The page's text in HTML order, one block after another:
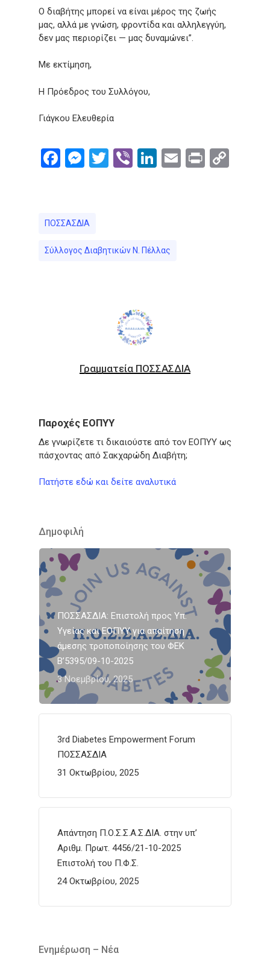
Ο διαβήτης μπορεί να είναι μέρος της ζωής
μας, αλλά με γνώση, φροντίδα και αλληλεγγύη,
δεν μας περιορίζει — μας δυναμώνει”.
Με εκτίμηση,
Η Πρόεδρος του Συλλόγου,
Γιάγκου Ελευθερία
Facebook
Messenger
Twitter
ViberLinkedIn
Email
Print
ΠΟΣΣΑΣΔΙΑ
Σύλλογος Διαβητικών Ν. Πέλλας
Γραμματεία ΠΟΣΣΑΣΔΙΑ
Παροχές ΕΟΠΥΥ
Δε γνωρίζετε τι δικαιούστε από τον ΕΟΠΥΥ ως
πάσχοντας από Σακχαρώδη Διαβήτη;
Πατήστε εδώ και δείτε αναλυτικά
Δημοφιλή
ΠΟΣΣΑΣΔΙΑ: Επιστολή προς Υπ.
Υγείας και ΕΟΠΥΥ για απαίτηση
άμεσης τροποποίησης του ΦΕΚ
Β’5395/09-10-2025
3 Νοεμβρίου, 2025
3rd Diabetes Empowerment Forum
ΠΟΣΣΑΣΔΙΑ
31 Οκτωβρίου, 2025
Απάντηση Π.Ο.Σ.Σ.Α.Σ.ΔΙΑ. στην υπ’
Αριθμ. Πρωτ. 4456/21-10-2025
Επιστολή του Π.Φ.Σ.
24 Οκτωβρίου, 2025
Ενημέρωση – Νέα